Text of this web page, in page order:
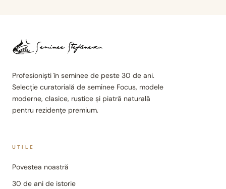
Profesioniști în seminee de peste 30 de ani.
Selecție curatorială de seminee Focus, modele
moderne, clasice, rustice și piatră naturală
pentru rezidențe premium.
UTILE
Povestea noastră
30 de ani de istorie